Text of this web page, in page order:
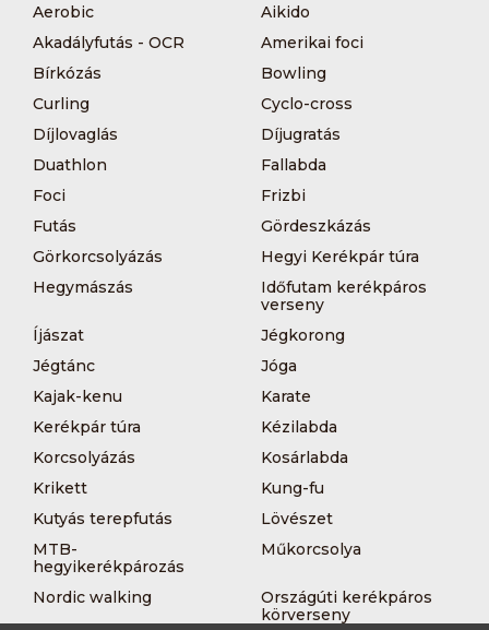
Aerobic
Aikido
Akadályfutás - OCR
Amerikai foci
Bírkózás
Bowling
Curling
Cyclo-cross
Díjlovaglás
Díjugratás
Duathlon
Fallabda
Foci
Frizbi
Futás
Gördeszkázás
Görkorcsolyázás
Hegyi Kerékpár túra
Hegymászás
Időfutam kerékpáros
verseny
Íjászat
Jégkorong
Jégtánc
Jóga
Kajak-kenu
Karate
Kerékpár túra
Kézilabda
Korcsolyázás
Kosárlabda
Krikett
Kung-fu
Kutyás terepfutás
Lövészet
MTB-
hegyikerékpározás
Műkorcsolya
Nordic walking
Országúti kerékpáros
körverseny